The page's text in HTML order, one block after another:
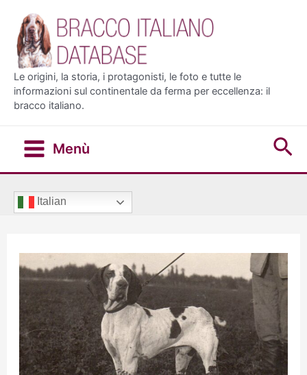
contenuto
Le origini, la storia, i protagonisti, le foto e tutte le
informazioni sul continentale da ferma per eccellenza: il
bracco italiano.
Main
Menu
Menù
Italian